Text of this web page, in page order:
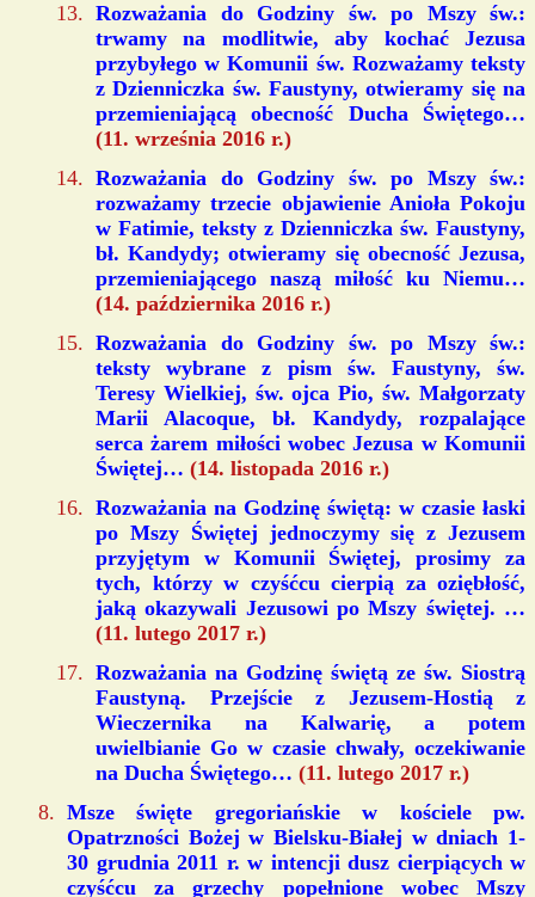
Rozważania do Godziny św. po Mszy św.:
trwamy na modlitwie, aby kochać Jezusa
przybyłego w Komunii św. Rozważamy teksty
z Dzienniczka św. Faustyny, otwieramy się na
przemieniającą obecność Ducha Świętego…
(11. września 2016 r.)
Rozważania do Godziny św. po Mszy św.:
rozważamy trzecie objawienie Anioła Pokoju
w Fatimie, teksty z Dzienniczka św. Faustyny,
bł. Kandydy; otwieramy się obecność Jezusa,
przemieniającego naszą miłość ku Niemu…
(14. października 2016 r.)
Rozważania do Godziny św. po Mszy św.:
teksty wybrane z pism św. Faustyny, św.
Teresy Wielkiej, św. ojca Pio, św. Małgorzaty
Marii Alacoque, bł. Kandydy, rozpalające
serca żarem miłości wobec Jezusa w Komunii
Świętej… (14. listopada 2016 r.)
Rozważania na Godzinę świętą: w czasie łaski
po Mszy Świętej jednoczymy się z Jezusem
przyjętym w Komunii Świętej, prosimy za
tych, którzy w czyśćcu cierpią za oziębłość,
jaką okazywali Jezusowi po Mszy świętej. …
(11. lutego 2017 r.)
Rozważania na Godzinę świętą ze św. Siostrą
Faustyną. Przejście z Jezusem-Hostią z
Wieczernika na Kalwarię, a potem
uwielbianie Go w czasie chwały, oczekiwanie
na Ducha Świętego… (11. lutego 2017 r.)
Msze święte gregoriańskie w kościele pw.
Opatrzności Bożej w Bielsku-Białej w dniach 1-
30 grudnia 2011 r. w intencji dusz cierpiących w
czyśćcu za grzechy popełnione wobec Mszy